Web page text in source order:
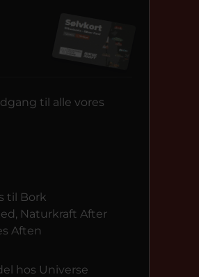
til alle vores
til Bork
Naturkraft After
Aften
hos Universe